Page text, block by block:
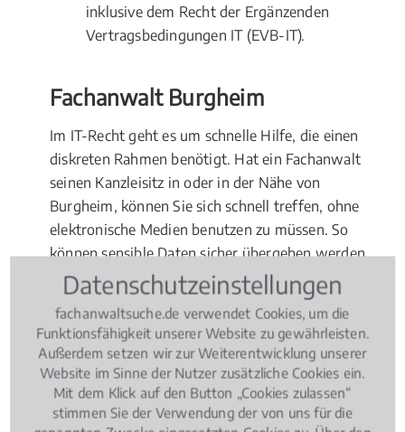
inklusive dem Recht der Ergänzenden
Vertragsbedingungen IT (EVB-IT).
Fachanwalt Burgheim
Im IT-Recht geht es um schnelle Hilfe, die einen
diskreten Rahmen benötigt. Hat ein Fachanwalt
seinen Kanzleisitz in oder in der Nähe von
Burgheim, können Sie sich schnell treffen, ohne
elektronische Medien benutzen zu müssen. So
können sensible Daten sicher übergeben werden.
Kommt es bei einer Auseinandersetzung tatsächlich
zum Gerichtsverfahren, wird in erster Instanz in der
Regel am nächstgelegenen Gericht verhandelt.
Entscheiden Sie sich deshalb für einen Fachanwalt
für IT-Recht vor Ort in Burgheim.
Datenschutzeinstellungen
fachanwaltsuche.de verwendet Cookies, um die
Funktionsfähigkeit unserer Website zu gewährleisten.
Außerdem setzen wir zur Weiterentwicklung unserer
Website im Sinne der Nutzer zusätzliche Cookies ein.
Mit dem Klick auf den Button „Cookies zulassen“
stimmen Sie der Verwendung der von uns für die